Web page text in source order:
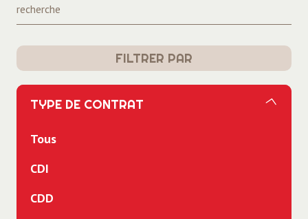
recherche
FILTRER PAR
TYPE DE CONTRAT
Tous
CDI
CDD